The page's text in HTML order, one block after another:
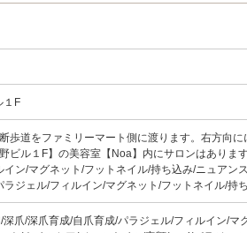
１F
歩道をファミリーマート側に渡ります。右方向に
ビル１F】の美容室【Noa】内にサロンはありま
ン/マグネット/フットネイル/持ち込み/ニュアン
ジェル/フィルイン/マグネット/フットネイル/持
爪/深爪育成/自爪育成/パラジェル/フィルイン/マ